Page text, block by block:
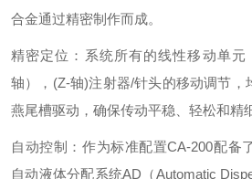
合金通过精密制作而成。
精密定位：系统所有的线性移动单
轴），(Z-轴)注射器/针头的移动调节，
燕尾槽驱动，确保传动平稳、轻松和精
自动控制：作为标准配置CA-200配备
自动液体分配系统AD（Automatic